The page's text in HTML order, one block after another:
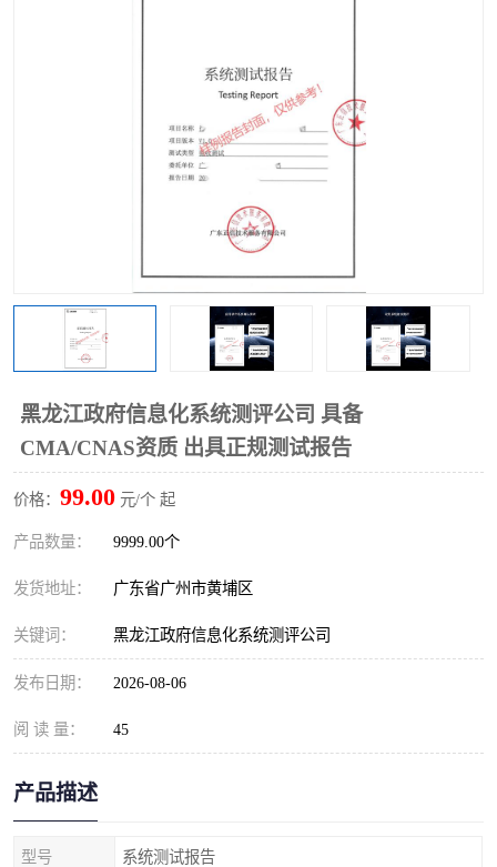
黑龙江政府信息化系统测评公司 具备
CMA/CNAS资质 出具正规测试报告
价格： 99.00 元/个 起
产品数量： 9999.00个
发货地址： 广东省广州市黄埔区
关键词： 黑龙江政府信息化系统测评公司
发布日期： 2026-08-06
阅 读 量： 45
产品描述
型号 系统测试报告